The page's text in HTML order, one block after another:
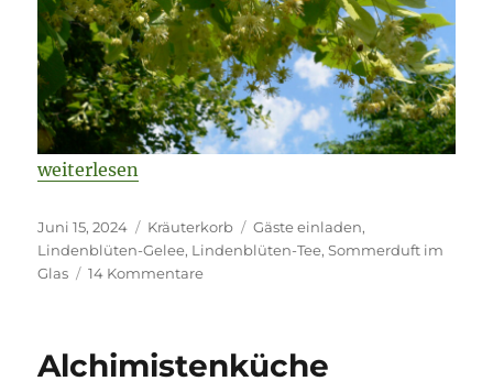
„Lindenblüten-Gelee: Sommerduft im Glas“
weiterlesen
Veröffentlicht
am
Juni 15, 2024 Kategorien
Kräuterkorb Schlagwörter
Gäste einladen,
Lindenblüten-Gelee, Lindenblüten-Tee,Sommerduft im
Glas
14 Kommentarezu
im
Alchimistenküche